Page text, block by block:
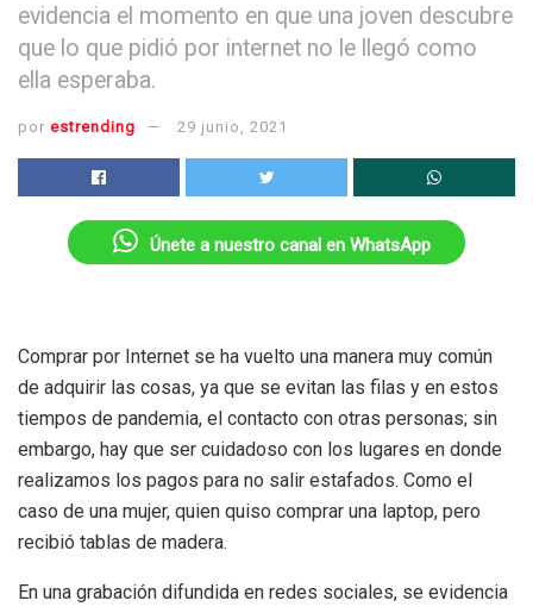
evidencia el momento en que una joven descubre
que lo que pidió por internet no le llegó como
ella esperaba.
por estrending 29 junio, 2021
Únete a nuestro canal en WhatsApp
Comprar por Internet se ha vuelto una manera muy común
de adquirir las cosas, ya que se evitan las filas y en estos
tiempos de pandemia, el contacto con otras personas; sin
embargo, hay que ser cuidadoso con los lugares en donde
realizamos los pagos para no salir estafados. Como el
caso de una mujer, quien quiso comprar una laptop, pero
recibió tablas de madera.
En una grabación difundida en redes sociales, se evidencia